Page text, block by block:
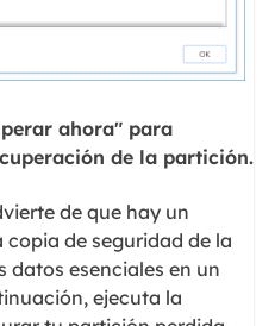
ahora" para
de la partición.
de que hay un
de seguridad de la
datos esenciales en un
ejecuta la